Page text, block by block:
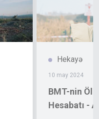
Hekayə
10 may 2024
BMT-nin
Hesabatı -